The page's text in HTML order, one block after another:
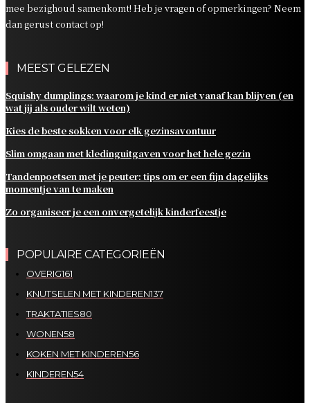
mee bezighoud samenkomt! Heb je vragen of opmerkingen? Neem
dan gerust contact op!
MEEST GELEZEN
Squishy dumplings: waarom je kind er niet vanaf kan blijven (en
wat jij als ouder wilt weten)
Kies de beste sokken voor elk gezinsavontuur
Slim omgaan met kledinguitgaven voor het hele gezin
Tandenpoetsen met je peuter: tips om er een fijn dagelijks
momentje van te maken
Zo organiseer je een onvergetelijk kinderfeestje
POPULAIRE CATEGORIEËN
OVERIG161
KNUTSELEN MET KINDEREN137
TRAKTATIES80
WONEN58
KOKEN MET KINDEREN56
KINDEREN54